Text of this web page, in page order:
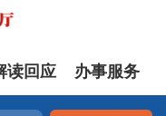
读回应 办事服务